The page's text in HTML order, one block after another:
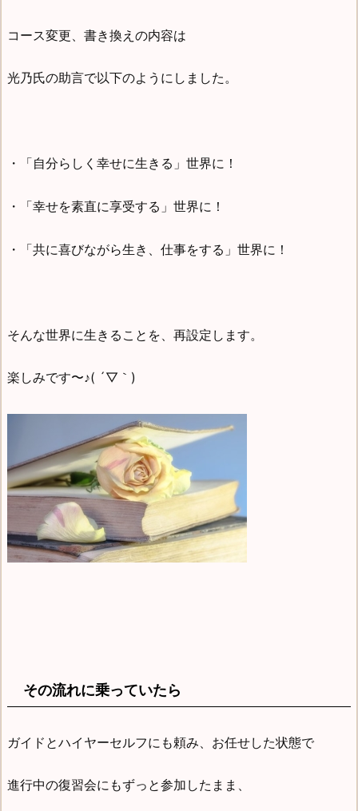
コース変更、書き換えの内容は
光乃氏の助言で以下のようにしました。
・「自分らしく幸せに生きる」世界に！
・「幸せを素直に享受する」世界に！
・「共に喜びながら生き、仕事をする」世界に！
そんな世界に生きることを、再設定します。
楽しみです〜♪( ´▽｀)
その流れに乗っていたら
ガイドとハイヤーセルフにも頼み、お任せした状態で
進行中の復習会にもずっと参加したまま、